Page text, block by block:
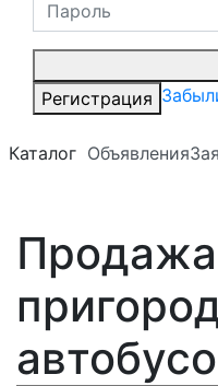
Регистрация
Каталог Объявления
Продажа